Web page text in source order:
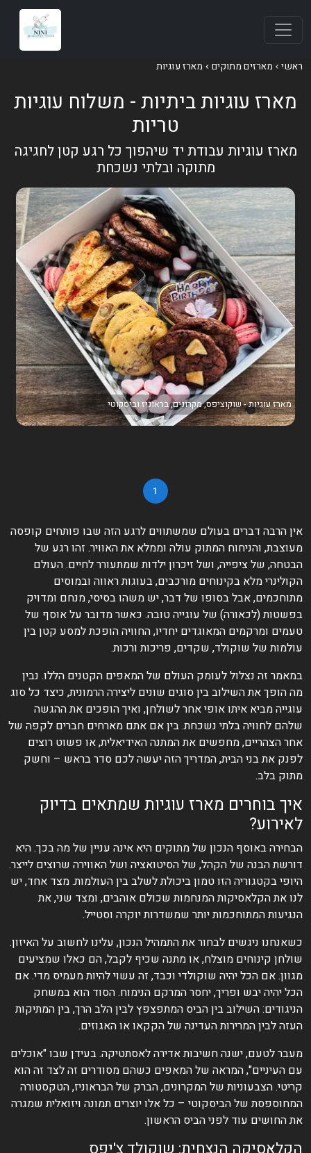
ראשי מארזים מתוקים מארז עוגיות
מארז עוגיות ביתיות - משלוח עוגיות
טריות
מארז עוגיות עבודת יד שיהפוך כל רגע קטן לחגיגה
מתוקה ובלתי נשכחת
מארז עוגיות - שוקוציפס, מקרונים, בראוניז וביסקוטי
1
אין הרבה דברים בעולם שמשתווים לרגע הזה שבו פותחים קופסה
מעוצבת, והניחוח המתוק עולה וממלא את האוויר. זהו רגע של
הבטחה, של ציפייה, ושל זיכרון ילדות שמתעורר לחיים. העולם
הקולינרי מלא בקינוחים מורכבים, בעוגות ראווה ובמוסים
מתוחכמים, אבל בסופו של דבר, יש משהו בסיסי, מנחם ומדויק
בפשטות (לכאורה) של עוגייה טובה. כאשר מדובר על אוסף של
טעמים ומרקמים המאוגדים יחדיו, החוויה הופכת למסע קטן בין
עולמות של שוקולד, שקדים, פריכות ורכות.
במאמר זה נצלול לעומק העולם של המאפים הקטנים הללו. נבין
מה הופך את השילוב בין סוגים שונים ליצירה הרמונית, כיצד כל סוג
עוגייה מביא איתו אופי אחר לשולחן, ואיך הופכים את ההגשה
שלהם לחוויה בלתי נשכחת. בין אם אתם מארחים חברים לקפה של
אחר הצהריים, מחפשים את המתנה האידיאלית, או פשוט רוצים
לפנק את בני הבית, המדריך הזה יעשה לכם סדר בראש – וחשק
מתוק בלב.
איך בוחרים מארז עוגיות שמתאים בדיוק
לאירוע?
הבחירה באוסף הנכון של מתוקים היא אינה עניין של מה בכך. היא
דורשת הבנה של הקהל, של הסיטואציה ושל האווירה שרוצים לייצר.
היופי בקטגוריה הזו טמון ביכולת לשלב בין העולמות. מצד אחד, יש
לנו את הקלאסיקות המנחמות שכולם אוהבים, ומצד שני, את
הנגיעות המתוחכמות יותר שמשדרות יוקרה וסטייל.
כשאנחנו ניגשים לבחור את התמהיל הנכון, עלינו לחשוב על האיזון.
שולחן קינוחים מוצלח, או מתנה שכיף לקבל, הם כאלו שמציעים
מגוון. אם הכל יהיה שוקולדי וכבד, זה עשוי להיות מעמיס מדי. אם
הכל יהיה יבש ופריך, יחסר המרקם הנימוח. הסוד הוא במשחק
הניגודים: השילוב בין הביס המתפצפץ לבין הלב הרך, בין המתיקות
העזה לבין המרירות העדינה של הקקאו או האגוזים.
מעבר לטעם, ישנה חשיבות אדירה לאסתטיקה. בעידן שבו "אוכלים
עם העיניים", המראה של המאפים כשהם מסודרים זה לצד זה הוא
קריטי. הצבעוניות של המקרונים, הברק של הבראוניז, הטקסטורה
המחוספסת של הביסקוטי – כל אלו יוצרים תמונה ויזואלית שמגרה
את החושים עוד לפני הביס הראשון.